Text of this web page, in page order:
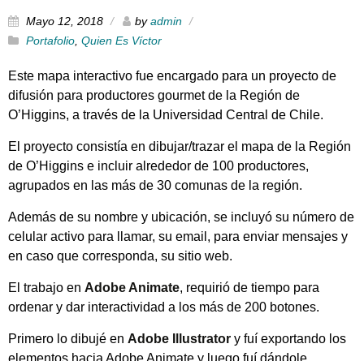
Mayo 12, 2018 byadmin
Portafolio, Quien Es Víctor
Este mapa interactivo fue encargado para un proyecto de
difusión para productores gourmet de la Región de
O’Higgins, a través de la Universidad Central de Chile.
El proyecto consistía en dibujar/trazar el mapa de la Región
de O’Higgins e incluir alrededor de 100 productores,
agrupados en las más de 30 comunas de la región.
Además de su nombre y ubicación, se incluyó su número de
celular activo para llamar, su email, para enviar mensajes y
en caso que corresponda, su sitio web.
El trabajo en Adobe Animate, requirió de tiempo para
ordenar y dar interactividad a los más de 200 botones.
Primero lo dibujé en Adobe Illustrator y fuí exportando los